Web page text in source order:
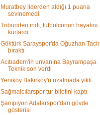
Muratbey liderden aldığı 1 puana
sevinemedi
Tribünden indi, futbolcunun hayatını
kurtardı
Göktürk Sarayspor'da Oğuzhan Tacir
bıraktı
Acıbadem'in unvanına Bayrampaşa
Teknik son verdi
Yeniköy Bakırköy'ü uzatmada yıktı
Sağmalcılarspor tur biletini kaptı
Şampiyon Adalarspor'dan gövde
gösterisi